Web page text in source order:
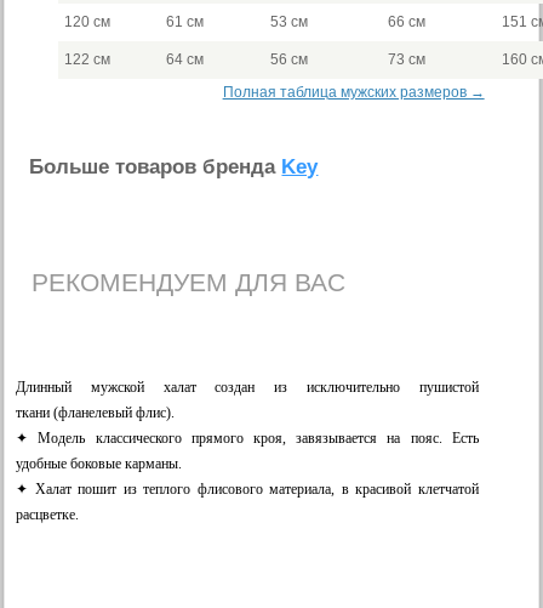
120 см 61 см 53 см 66 см 151
122 см 64 см 56 см 73 см
160
Полная таблица мужских размеров →
Больше товаров бренда Key
РЕКОМЕНДУЕМ ДЛЯ ВАС
Длинный мужской халат создан из исключительно пушистой
ткани (фланелевый флис).
✦ Модель классического прямого кроя, завязывается на пояс. Есть
удобные боковые карманы.
✦ Халат пошит из теплого флисового материала, в красивой клетчатой
расцветке.